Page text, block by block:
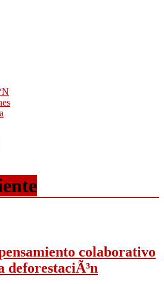
colaborativo
deforestaciÃ³n